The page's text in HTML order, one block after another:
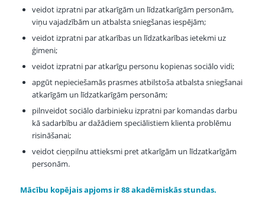
veidot izpratni par atkarīgām un līdzatkarīgām personām,
viņu vajadzībām un atbalsta sniegšanas iespējām;
veidot izpratni par atkarības un līdzatkarības ietekmi uz
ģimeni;
veidot izpratni par atkarīgu personu kopienas sociālo vidi;
apgūt nepieciešamās prasmes atbilstoša atbalsta sniegšanai
atkarīgām un līdzatkarīgām personām;
pilnveidot sociālo darbinieku izpratni par komandas darbu
kā sadarbību ar dažādiem speciālistiem klienta problēmu
risināšanai;
veidot cieņpilnu attieksmi pret atkarīgām un līdzatkarīgām
personām.
Mācību kopējais apjoms ir 88 akadēmiskās stundas.